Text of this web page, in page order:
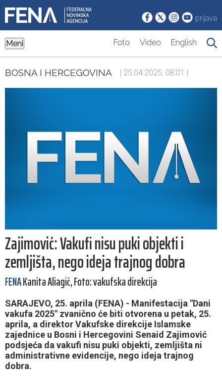
prijava
Meni Foto Video English
BOSNA I HERCEGOVINA | 25.04.2025. 08:01 |
Zajimović: Vakufi nisu puki objekti i
zemljišta, nego ideja trajnog dobra
FENAKanita Aliagić, Foto: vakufska direkcija
SARAJEVO, 25. aprila (FENA) - Manifestacija "Dani
vakufa 2025" zvanično će biti otvorena u petak, 25.
aprila, a direktor Vakufske direkcije Islamske
zajednice u Bosni i Hercegovini Senaid Zajimović
podsjeća da vakufi nisu puki objekti, zemljišta ni
administrativne evidencije, nego ideja trajnog
dobra.